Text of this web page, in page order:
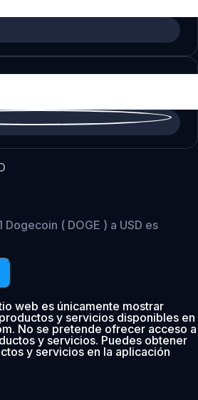
( DOGE ) a USD es
web es únicamente mostrar
y servicios disponibles en
No se pretende ofrecer acceso a
y servicios. Puedes obtener
y servicios en la aplicación